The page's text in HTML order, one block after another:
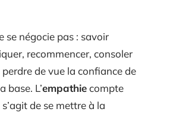
se négocie pas : savoir
recommencer, consoler
de vue la confiance de
base. L’empathiecompte
de se mettre à la